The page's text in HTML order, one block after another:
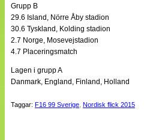
Grupp B
29.6 Island, Nörre Åby stadion
30.6 Tyskland, Kolding stadion
2.7 Norge, Mosevejstadion
4.7 Placeringsmatch
Lagen i grupp A
Danmark, England, Finland, Holland
Taggar: F16 99 Sverige Nordisk flick 2015